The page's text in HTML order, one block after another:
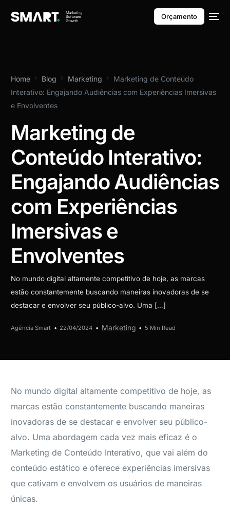
Orçamento
Home Blog Marketing
Marketing de Conteúdo
Interativo: Engajando Audiências com Experiências Imersivas
e Envolventes
Marketing de
Conteúdo Interativo:
Engajando Audiências
com Experiências
Imersivas e
Envolventes
No mundo digital altamente competitivo de hoje, as marcas
estão constantemente buscando maneiras inovadoras de se
destacar e envolver seu público-alvo. Uma […]
Agência Smart 22/04/2024 Marketing 5 Min Read
No mundo digital altamente competitivo de hoje, as
marcas estão constantemente buscando maneiras
inovadoras de se destacar e envolver seu público-
alvo. Uma abordagem cada vez mais eficaz é o
Marketing de Conteúdo Interativo, que vai além do
conteúdo estático e oferece experiências imersivas
que cativam e envolvem os usuários de maneiras
únicas.